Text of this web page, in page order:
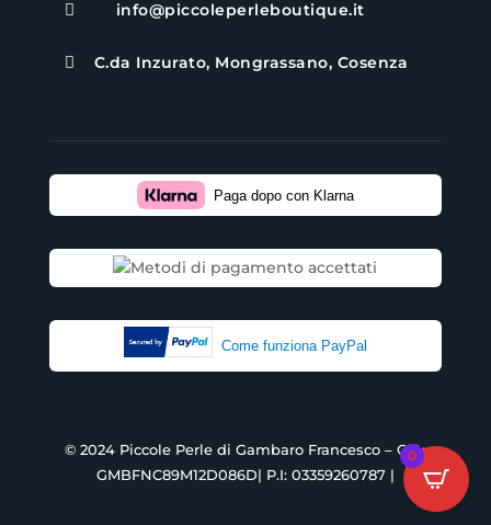
 info@piccoleperleboutique.it
 C.da Inzurato, Mongrassano, Cosenza
Paga dopo con Klarna
Come funziona PayPal
© 2024 Piccole Perle di Gambaro Francesco – C.F.:
GMBFNC89M12D086D| P.I: 03359260787 |
0